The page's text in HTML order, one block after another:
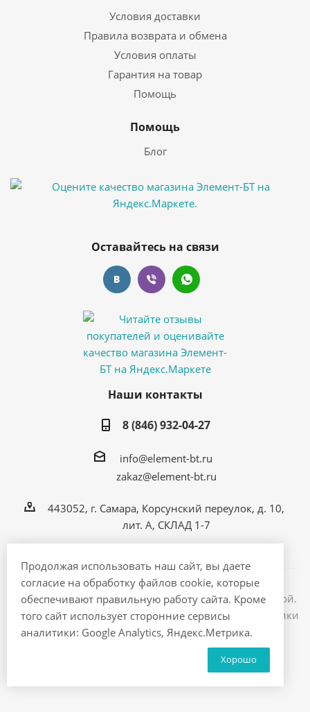
Продолжая использовать наш сайт, вы даете
согласие на обработку файлов cookie, которые
обеспечивают правильную работу сайта. Кроме
того сайт использует сторонние сервисы
аналитики: Google Analytics, Яндекс.Метрика.
Хорошо
Условия доставки
Правила возврата и обмена
Условия оплаты
Гарантия на товар
Помощь
Помощь
Блог
Оставайтесь на связи
Наши контакты
8 (846) 932-04-27
info@element-bt.ru
zakaz@element-bt.ru
443052, г. Самара, Корсунский переулок, д. 10,
лит. А, СКЛАД 1-7
Информация на сайте не является публичной офертой.
2026 © ЭлементБТ - интернет магазин бытовой техники
и электроники